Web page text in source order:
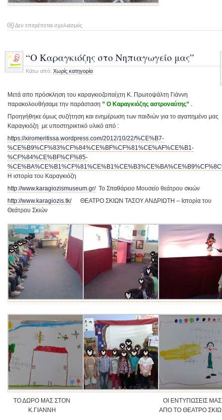
Δεν επιτρέπεται σχολιασμόςστο
“Ο Καραγκιόζης στο Νηπιαγωγείο μας”
Κάτω από: Χωρίς κατηγορία
Μετά απο πρόσκληση του καραγκιοζοπαίχτη Κ. Πρωτοψάλτη Γιάννη
παρακολουθήσαμε την παράσταση ” Ο Καραγκιόζης αστροναύτης” .
Προηγήθηκε όμως συζήτηση και ενημέρωση των παιδιών για το αγαπημένο μας
Καραγκιόζη με υποστηρικτικό υλικό από :
https://xiromeritissa.wordpress.com/2012/10/22/%CE%B7-
%CE%B9%CF%83%CF%84%CE%BF%CF%81%CE%AF%CE%B1-
%CF%84%CE%BF%CF%85-
Η ιστορία του Καραγκιόζη
http://www.karagiozismuseum.gr/Το Σπαθάρειο Μουσείο θεάτρου σκιών
http://www.karagiozis.tk/ΘΕΑΤΡΟ ΣΚΙΩΝ ΤΑΣΟΥ ΑΝΔΡΙΩΤΗ – Ιστορία του
Θεάτρου Σκιών
ΤΟ ΔΩΡΟ ΜΑΣ ΣΤΟΝ
Κ.ΓΙΑΝΝΗ
ΟΙ ΕΝΤΥΠΩΣΕΙΣ ΜΑΣ
ΑΠΟ ΤΟ ΘΕΑΤΡΟ